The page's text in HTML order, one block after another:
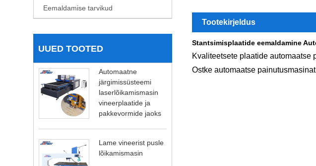
Eemaldamise tarvikud
UUED TOOTED
Automaatne
järgimissüsteemi
laserlõikamismasin
vineerplaatide ja
pakkevormide jaoks
Lame vineerist pusle
lõikamismasin
Tootekirjeldus
Stantsimisplaatide eemaldamine
Kvaliteetsete plaatide automaatse
Ostke automaatse